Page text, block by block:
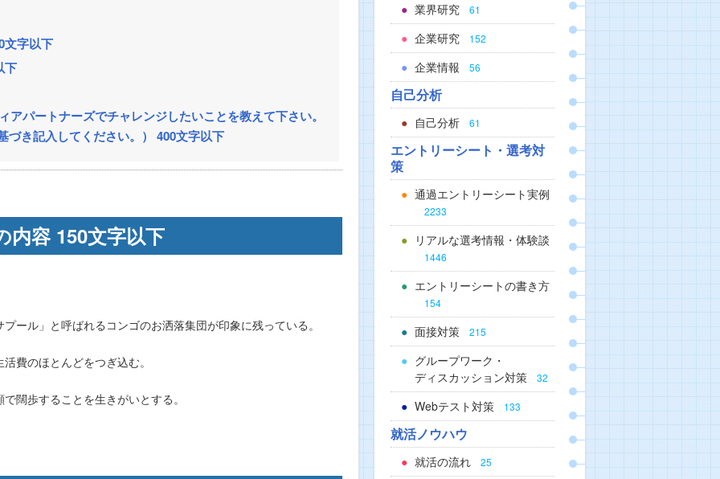
文字以下
下
アパートナーズでチャレンジしたいことを教えて下さい。
づき記入してください。） 400文字以下
内容 150文字以下
ール」と呼ばれるコンゴのお洒落集団が印象に残っている。
費のほとんどをつぎ込む。
闊歩することを生きがいとする。
業界研究 61
企業研究 152
企業情報 56
自己分析
自己分析 61
エントリーシート・選考対
策
通過エントリーシート実例
2233
リアルな選考情報・体験談
1446
エントリーシートの書き方
154
面接対策 215
グループワーク・
ディスカッション対策
32
Webテスト対策 133
就活ノウハウ
就活の流れ 25